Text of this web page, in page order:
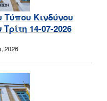
Τύπου Κινδύνου
14-07-2026
2026